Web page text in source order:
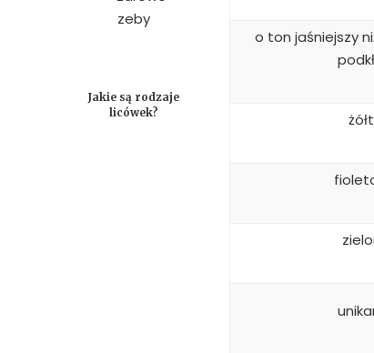
Jakie są rodzaje
licówek?
o ton jaśniejszy